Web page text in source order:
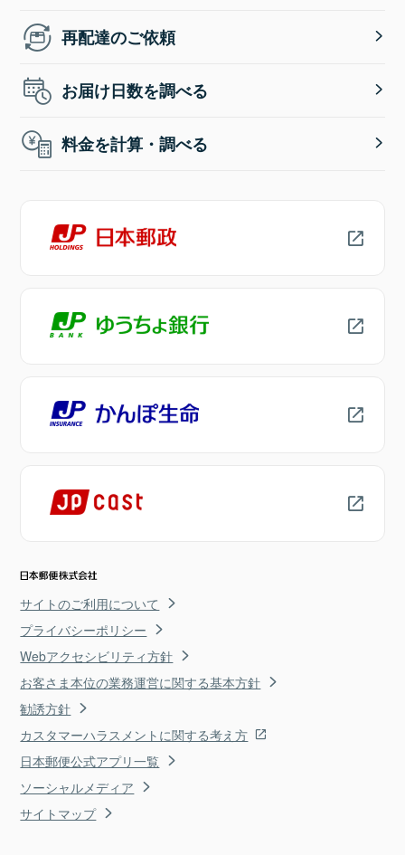
再配達のご依頼
お届け日数を調べる
料金を計算・調べる
サイトのご利用について
プライバシーポリシー
Webアクセシビリティ方針
お客さま本位の業務運営に関する基本方針
勧誘方針
カスタマーハラスメントに関する考え方
日本郵便公式アプリ一覧
ソーシャルメディア
サイトマップ